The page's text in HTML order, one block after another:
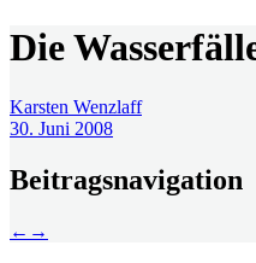
Die
Karsten Wenzlaff
30. Juni 2008
Beitragsnavigation
← →